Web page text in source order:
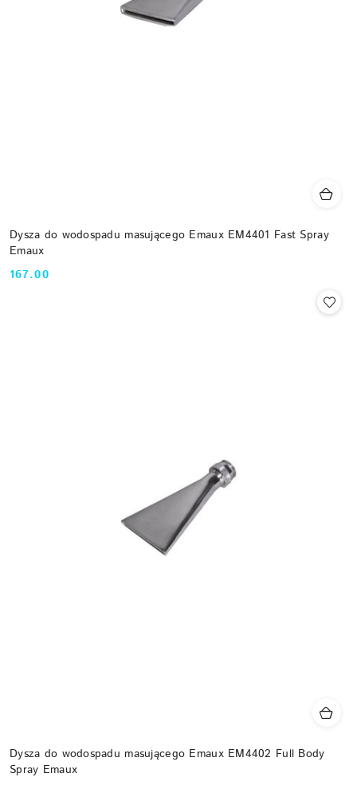
Dysza do wodospadu masującego Emaux EM4401 Fast Spray
Emaux
Cena:
167.00
Dysza do wodospadu masującego Emaux EM4402 Full Body
Spray Emaux